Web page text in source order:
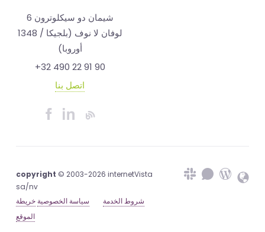
شيمان دو سيكلوترون 6
1348 لوفان لا نوف (بلجيكا /
+32 490 22 91 90
copyright© 2003-2026 internetVista
شروط الخدمة
سياسة الخصوصية خريطة